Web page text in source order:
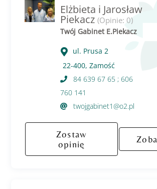
Elżbieta i Jarosław
Piekacz (Opinie: 0)
Twój Gabinet E.Piekacz
ul. Prusa 2
22-400, Zamość
84 639 67 65 ; 606
760 141
twojgabinet1@o2.pl
Zostaw
opinię